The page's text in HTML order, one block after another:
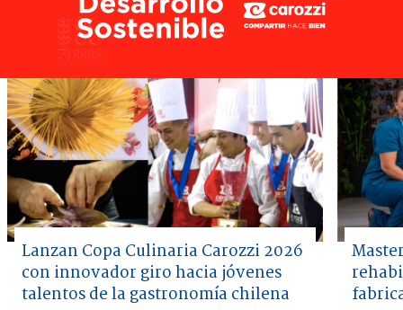
Lanzan Copa Culinaria Carozzi 2026
con innovador giro hacia jóvenes
talentos de la gastronomía chilena